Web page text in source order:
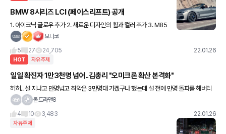
BMW 8시리즈 LCI (페이스리프트) 공개
1. 아이코닉 글로우 추가 2. 새로운 디자인의 휠과 컬러 추가 3. M85
0i 전용 사이드미러 추가 4. 인포테인먼트 시스템 10.25인치 -> 12.
모나코
5
27 24,705 22.01.26
HOT 자유주제
일일 확진자 1만3천명 넘어..김총리 "오미크론 확산 본격화"
허허.. 설 지나고 만명넘고 최악은 3만명대 가겠구나 했는데 설 전에 만명 돌파를 해버리
네요... 설때 이동금지 안하면 큰일날것 같은데 안하겠죠 그런거...
울트라맨8
4
10 3,483 22.01.26
자유주제